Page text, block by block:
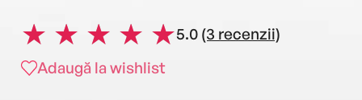
5.0 (3 recenzii)
Adaugă la wishlist